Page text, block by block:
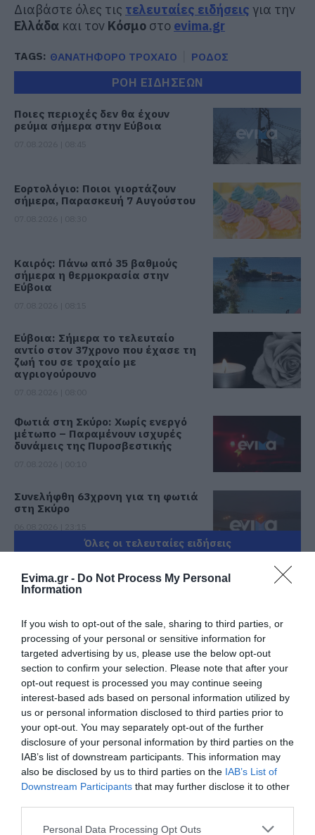
Evima.gr - Do Not Process My Personal
Information
If you wish to opt-out of the sale, sharing to third parties, or
processing of your personal or sensitive information for
targeted advertising by us, please use the below opt-out
section to confirm your selection. Please note that after your
opt-out request is processed you may continue seeing
interest-based ads based on personal information utilized by
us or personal information disclosed to third parties prior to
your opt-out. You may separately opt-out of the further
disclosure of your personal information by third parties on the
IAB’s list of downstream participants. This information may
also be disclosed by us to third parties on the IAB’s List of
Downstream Participants that may further disclose it to other
Please note that this website/app uses one or more Google
Personal Data Processing Opt Outs
Διαβάστε όλες τις τελευταίες ειδήσεις για την
Ελλάδα και τον Κόσμο στο evima.gr
TAGS: ΘΑΝΑΤΗΦΟΡΟ ΤΡΟΧΑΙΟ ΡΟΔΟΣ
ΡΟΗ ΕΙΔΗΣΕΩΝ
Ποιες περιοχές δεν θα έχουν
ρεύμα σήμερα στην Εύβοια
Εορτολόγιο: Ποιοι γιορτάζουν
σήμερα, Παρασκευή 7 Αυγούστου
Καιρός: Πάνω από 35 βαθμούς
σήμερα η θερμοκρασία στην
Εύβοια
Εύβοια: Σήμερα το τελευταίο
αντίο στον 37χρονο που έχασε τη
ζωή του σε τροχαίο με
αγριογούρουνο
Φωτιά στη Σκύρο: Χωρίς ενεργό
μέτωπο – Παραμένουν ισχυρές
δυνάμεις της Πυροσβεστικής
Συνελήφθη 63χρονη για τη φωτιά
στη Σκύρο
Φωτιά στη Σκύρο: Δύσκολη νύχτα
για την Καλαμίτσα – Νέες εικόνες
και βίντεο
Εύβοια: Με κατάνυξη και πλήθος
κόσμου η μεγάλη γιορτή στους
Ωρεούς – Παρών ο Θανάσης
Ζεμπίλης
06.08.2026 | 22:00
Συντάξεις Σεπτεμβρίου 2026:
Πότε πληρώνονται οι δικαιούχοι –
Οι ημερομηνίες του e-ΕΦΚΑ
06.08.2026 | 21:40
Σοκ στην Εύβοια με την κοπέλα
νεότερα για την υγεία της
Όλες οι τελευταίες ειδήσεις
Εορτολόγιο: Ποιοι
γιορτάζουν σήμερα,
Παρασκευή 7
Αυγούστου
Καφές: Τα οφέλη της
μέτριας κατανάλωσης
σύμφωνα με ειδικό στο
μικροβίωμα του
εντέρου